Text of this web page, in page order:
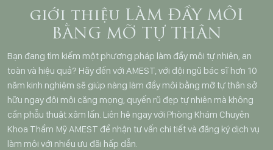
giới thiệu LÀM ĐẦY MÔI
BẰNG MỠ TỰ THÂN
Bạn đang tìm kiếm một phương pháp làm đầy môi tự nhiên, an
toàn và hiệu quả? Hãy đến với AMEST, với đội ngũ bác sĩ hơn 10
năm kinh nghiệm sẽ giúp nàng làm đầy môi bằng mỡ tự thân sở
hữu ngay đôi môi căng mọng, quyến rũ đẹp tự nhiên mà không
cần phẫu thuật xâm lấn. Liên hệ ngay với Phòng Khám Chuyên
Khoa Thẩm Mỹ AMEST để nhận tư vấn chi tiết và đăng ký dịch vụ
làm môi với nhiều ưu đãi hấp dẫn.